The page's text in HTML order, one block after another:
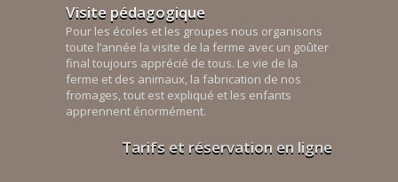
Visite pédagogique
Pour les écoles et les groupes nous organisons
toute l’année la visite de la ferme avec un goûter
final toujours apprécié de tous. Le vie de la
ferme et des animaux, la fabrication de nos
fromages, tout est expliqué et les enfants
apprennent énormément.
Tarifs et réservation en ligne